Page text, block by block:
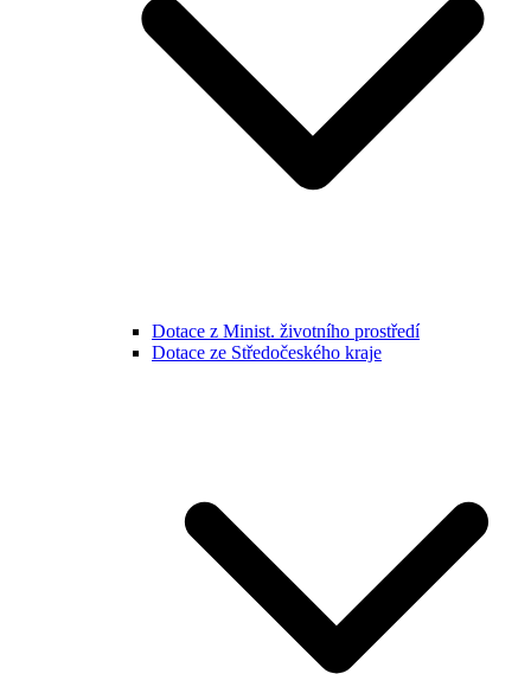
Dotace z Minist. životního prostředí
Dotace ze Středočeského kraje